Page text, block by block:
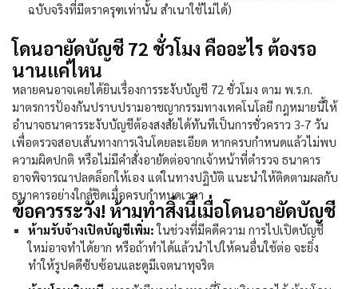
ฉบับจริงที่มีตราครุฑเท่านั้น สำเนาใช้ไม่ได้)
โดนอายัดบัญชี 72 ชั่วโมง คืออะไร ต้องรอ
นานแค่ไหน
หลายคนอาจเคยได้ยินเรื่องการระงับบัญชี 72 ชั่วโมง ตาม พ.ร.ก.
มาตรการป้องกันปราบปรามอาชญากรรมทางเทคโนโลยี กฎหมายนี้ให้
อำนาจธนาคารระงับบัญชีต้องสงสัยได้ทันทีเป็นการชั่วคราว 3-7 วัน
เพื่อตรวจสอบเส้นทางการเงินโดยละเอียด หากครบกำหนดแล้วไม่พบ
ความผิดปกติ หรือไม่มีคำสั่งอายัดต่อจากเจ้าหน้าที่ตำรวจ ธนาคาร
อาจพิจารณาปลดล็อกให้เอง แต่ในทางปฏิบัติ แนะนำให้ติดตามผลกับ
ธนาคารอย่างใกล้ชิดเมื่อครบกำหนดเวลา
ข้อควรระวัง! ห้ามทำสิ่งนี้เมื่อโดนอายัดบัญชี
ห้ามรับจ้างเปิดบัญชีเพิ่ม:ในช่วงที่มีคดีความ การไปเปิดบัญชี
ใหม่อาจทำได้ยาก หรือถ้าทำได้แล้วนำไปให้คนอื่นใช้ต่อ จะยิ่ง
ทำให้รูปคดีซับซ้อนและดูมีเจตนาทุจริต